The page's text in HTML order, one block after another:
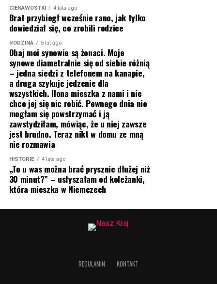
CIEKAWOSTKI 4 lata ago
Brat przybiegł wcześnie rano, jak tylko
dowiedział się, co zrobili rodzice
RODZINA 5 lat ago
Obaj moi synowie są żonaci. Moje
synowe diametralnie się od siebie różnią
– jedna siedzi z telefonem na kanapie,
a druga szykuje jedzenie dla
wszystkich. Ilona mieszka z nami i nie
chce jej się nic robić. Pewnego dnia nie
mogłam się powstrzymać i ją
zawstydziłam, mówiąc, że u niej zawsze
jest brudno. Teraz nikt w domu ze mną
nie rozmawia
HISTORIE 4 lata ago
„To u was można brać prysznic dłużej niż
30 minut?” – usłyszałam od koleżanki,
która mieszka w Niemczech
REGULAMIN KONTAKT